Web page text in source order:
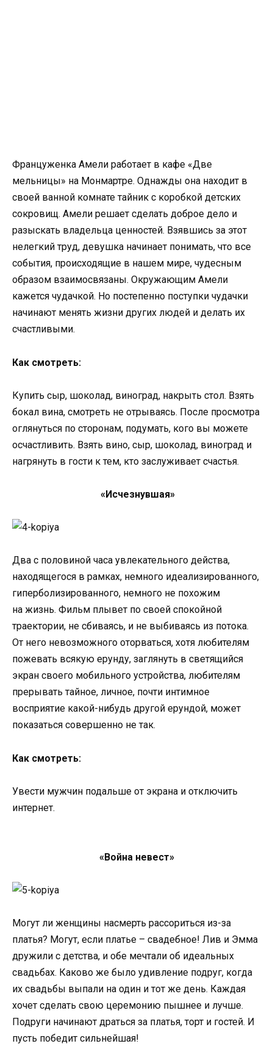
Француженка Амели работает в кафе «Две
мельницы» на Монмартре. Однажды она находит в
своей ванной комнате тайник с коробкой детских
сокровищ. Амели решает сделать доброе дело и
разыскать владельца ценностей. Взявшись за этот
нелегкий труд, девушка начинает понимать, что все
события, происходящие в нашем мире, чудесным
образом взаимосвязаны. Окружающим Амели
кажется чудачкой. Но постепенно поступки чудачки
начинают менять жизни других людей и делать их
счастливыми.
Как смотреть:
Купить сыр, шоколад, виноград, накрыть стол. Взять
бокал вина, смотреть не отрываясь. После просмотра
оглянуться по сторонам, подумать, кого вы можете
осчастливить. Взять вино, сыр, шоколад, виноград и
нагрянуть в гости к тем, кто заслуживает счастья.
«Исчезнувшая»
Два с половиной часа увлекательного действа,
находящегося в рамках, немного идеализированного,
гиперболизированного, немного не похожим
на жизнь. Фильм плывет по своей спокойной
траектории, не сбиваясь, и не выбиваясь из потока.
От него невозможного оторваться, хотя любителям
пожевать всякую ерунду, заглянуть в светящийся
экран своего мобильного устройства, любителям
прерывать тайное, личное, почти интимное
восприятие какой-нибудь другой ерундой, может
показаться совершенно не так.
Как смотреть:
Увести мужчин подальше от экрана и отключить
интернет.
«Война невест»
Могут ли женщины насмерть рассориться из-за
платья? Могут, если платье – свадебное! Лив и Эмма
дружили с детства, и обе мечтали об идеальных
свадьбах. Каково же было удивление подруг, когда
их свадьбы выпали на один и тот же день. Каждая
хочет сделать свою церемонию пышнее и лучше.
Подруги начинают драться за платья, торт и гостей. И
пусть победит сильнейшая!